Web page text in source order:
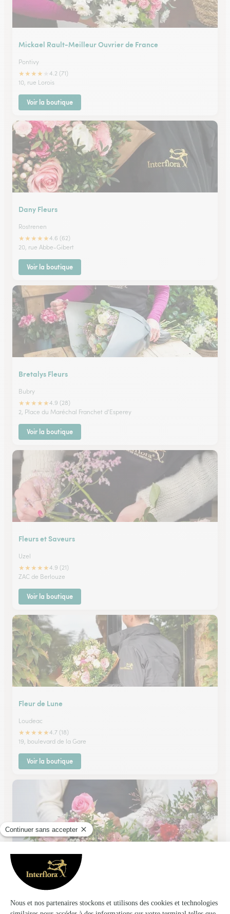
Mickael Rault-Meilleur Ouvrier de France
Pontivy
★★★★
4.2 (71)
10, rue Lorois
Voir la boutique
Dany Fleurs
Rostrenen
★★★★★4.6 (62)
20, rue Abbe-Gibert
Voir la boutique
Bretalys Fleurs
Bubry
★★★★★4.9 (28)
2, Place du Maréchal Franchet d'Esperey
Voir la boutique
Fleurs et Saveurs
Uzel
★★★★★4.9 (21)
ZAC de Berlouze
Voir la boutique
Fleur de Lune
Loudeac
★★★★★4.7 (18)
19, boulevard de la Gare
Voir la boutique
L’eclosion
Loudeac
C.Cial Super U ZAC de Kerd'Hervé